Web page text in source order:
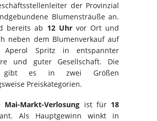
der Provinzial
Blumensträuße an.
bereits ab 12 Uhrvor Ort und
neben dem Blumenverkauf auf
Aperol Spritz in entspannter
und guter Gesellschaft. Die
gibt es in zwei Größen
Preiskategorien.
Mai-Markt-Verlosung ist für 18
Als Hauptgewinn winkt in